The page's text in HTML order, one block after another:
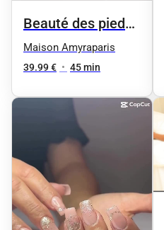
Beauté des pieds
femme
Maison Amyraparis
39.99 € • 45 min